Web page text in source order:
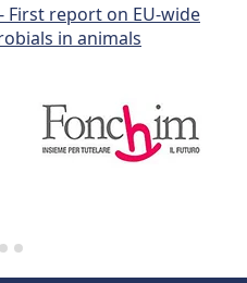
First report on EU-wide
in animals